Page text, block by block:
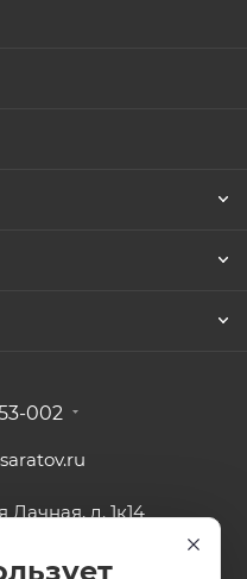
002
Дачная, д. 1к14